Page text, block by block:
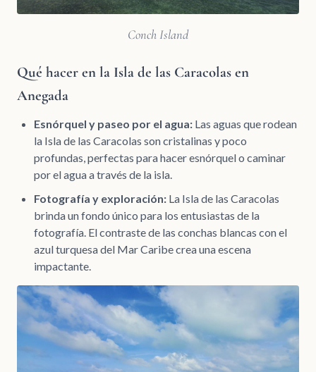
Conch Island
Qué hacer en la Isla de las Caracolas en
Anegada
Esnórquel y paseo por el agua: Las aguas que rodean
la Isla de las Caracolas son cristalinas y poco
profundas, perfectas para hacer esnórquel o caminar
por el agua a través de la isla.
Fotografía y exploración: La Isla de las Caracolas
brinda un fondo único para los entusiastas de la
fotografía. El contraste de las conchas blancas con el
azul turquesa del Mar Caribe crea una escena
impactante.